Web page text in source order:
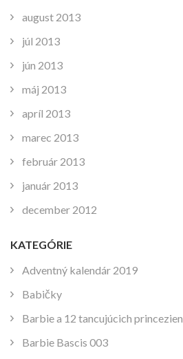
august 2013
júl 2013
jún 2013
máj 2013
apríl 2013
marec 2013
február 2013
január 2013
december 2012
KATEGÓRIE
Adventný kalendár 2019
Babičky
Barbie a 12 tancujúcich princezien
Barbie Bascis 003